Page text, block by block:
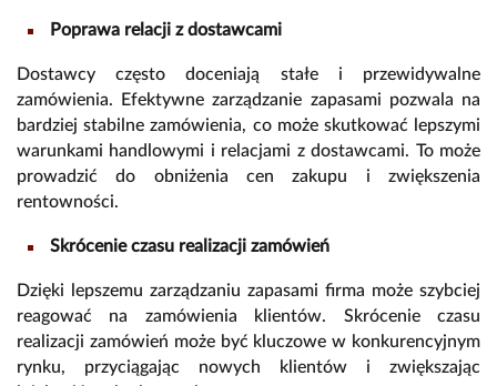
Poprawa relacji z dostawcami
Dostawcy często doceniają stałe i przewidywalne
zamówienia. Efektywne zarządzanie zapasami pozwala na
bardziej stabilne zamówienia, co może skutkować lepszymi
warunkami handlowymi i relacjami z dostawcami. To może
prowadzić do obniżenia cen zakupu i zwiększenia
rentowności.
Skrócenie czasu realizacji zamówień
Dzięki lepszemu zarządzaniu zapasami firma może szybciej
reagować na zamówienia klientów. Skrócenie czasu
realizacji zamówień może być kluczowe w konkurencyjnym
rynku, przyciągając nowych klientów i zwiększając